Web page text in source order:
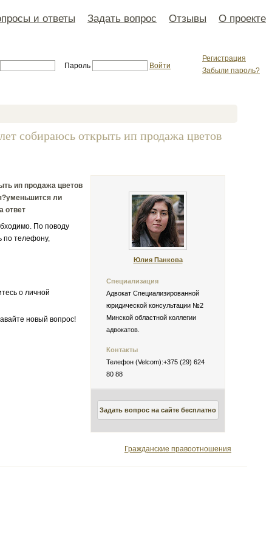
и ответы Задать вопрос Отзывы О проекте
Регистрация
Забыли пароль?
Пароль Войти
собираюсь открыть ип продажа цветов
Юлия Панкова
Специализация
Адвокат Специализированной
юридической консультации №2
Минской областной коллегии
адвокатов.
Контакты
Телефон (Velcom):+375 (29) 624
80 88
Задать вопрос на сайте бесплатно
ип продажа цветов
ли
ответ
По поводу
по телефону,
о личной
новый вопрос!
Гражданские правоотношения